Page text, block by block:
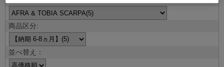
並べ替え：